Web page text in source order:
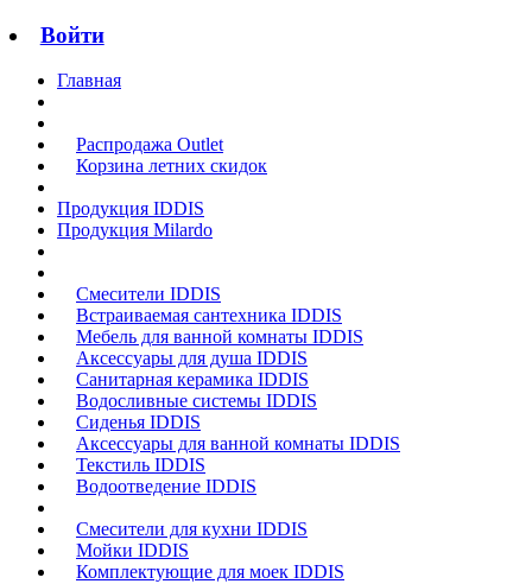
Войти
Главная
Распродажа Outlet
Корзина летних скидок
Продукция IDDIS
Продукция Milardo
Смесители IDDIS
Встраиваемая сантехника IDDIS
Мебель для ванной комнаты IDDIS
Аксессуары для душа IDDIS
Санитарная керамика IDDIS
Водосливные системы IDDIS
Сиденья IDDIS
Аксессуары для ванной комнаты IDDIS
Текстиль IDDIS
Водоотведение IDDIS
Смесители для кухни IDDIS
Мойки IDDIS
Комплектующие для моек IDDIS